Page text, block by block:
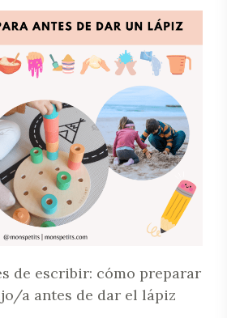
de escribir: cómo preparar
a antes de dar el lápiz